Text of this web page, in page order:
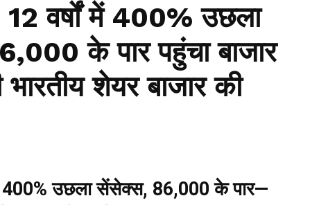
वर्षों में 400% उछला
के पार पहुंचा बाजार
शेयर बाजार की
400% उछला सेंसेक्स, 86,000 के पार—